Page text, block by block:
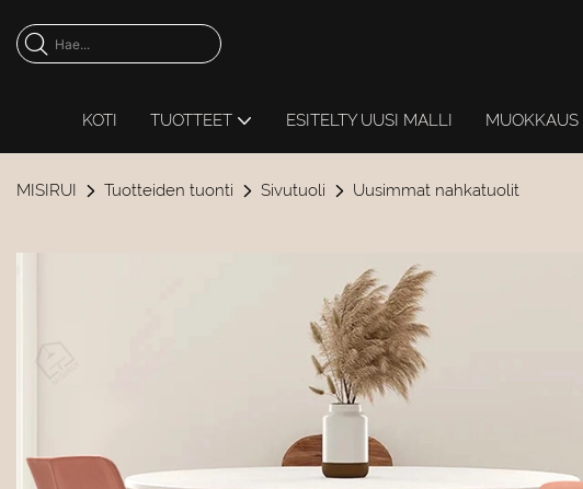
KOTI TUOTTEET ESITELTY UUSI MALLI MUOKKAUS
MISIRUI Tuotteiden tuonti Sivutuoli Uusimmat nahkatuolit